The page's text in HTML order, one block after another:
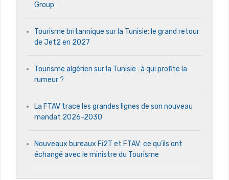
Group
Tourisme britannique sur la Tunisie: le grand retour
de Jet2 en 2027
Tourisme algérien sur la Tunisie : à qui profite la
rumeur ?
La FTAV trace les grandes lignes de son nouveau
mandat 2026-2030
Nouveaux bureaux Fi2T et FTAV: ce qu’ils ont
échangé avec le ministre du Tourisme